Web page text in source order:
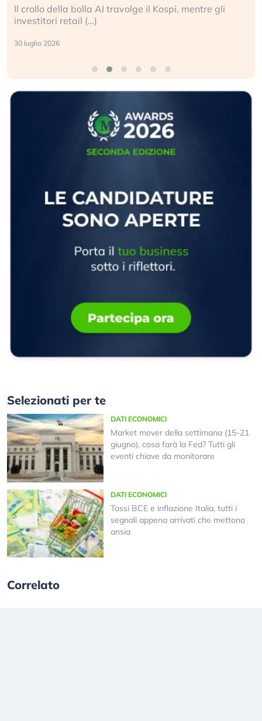
Il crollo della bolla AI travolge il Kospi, mentre gli
investitori retail (…)
30 luglio 2026
Selezionati per te
DATI ECONOMICI
Market mover della settimana (15-21
giugno), cosa farà la Fed? Tutti gli
eventi chiave da monitorare
DATI ECONOMICI
Tassi BCE e inflazione Italia, tutti i
segnali appena arrivati che mettono
ansia
Correlato